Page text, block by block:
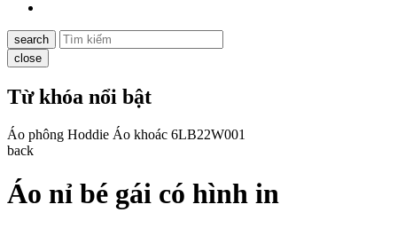
search
close
Từ khóa nổi bật
Áo phông Hoddie Áo khoác 6LB22W001
back
Áo nỉ bé gái có hình in